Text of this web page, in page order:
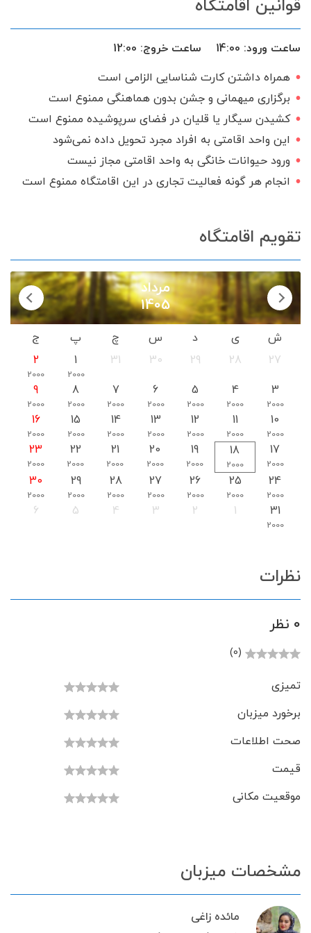
ماشین لباس‌شویی
سرویس ایرانی
قوانین اقامتگاه
ساعت ورود: 14:00 ساعت خروج: 12:00
همراه داشتن کارت شناسایی الزامی است
برگزاری میهمانی و جشن بدون هماهنگی ممنوع است
کشیدن سیگار یا قلیان در فضای سرپوشیده ممنوع است
این واحد اقامتی به افراد مجرد تحویل داده نمی‌شود
ورود حیوانات خانگی به واحد اقامتی مجاز نیست
انجام هر گونه فعالیت تجاری در این اقامتگاه ممنوع است
تقویم اقامتگاه
مرداد
1405
ش ی د س چ پ
ج
27
28
29
30
31
1
2000
2
2000
3
2000
4
2000
5
2000
6
2000
7
2000
8
2000
9
2000
10
2000
11
2000
12
2000
13
2000
14
2000
15
2000
16
2000
17
2000
18
2000
19
2000
20
2000
21
2000
22
2000
23
2000
24
2000
25
2000
26
2000
27
2000
28
2000
29
2000
30
2000
31
2000
1
2
3
4
5
6
نظرات
0 نظر
(0)
تمیزی
برخورد میزبان
صحت اطلاعات
قیمت
موقعیت مکانی
مشخصات میزبان
مائده زاغی